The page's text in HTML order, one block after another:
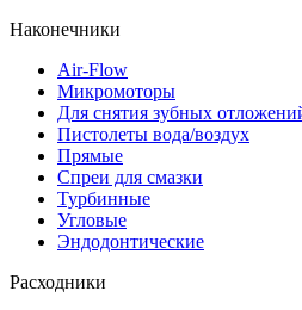
Наконечники
Air-Flow
Микромоторы
Для снятия зубных
Пистолеты вода/воздух
Прямые
Спреи для смазки
Турбинные
Угловые
Эндодонтические
Расходники